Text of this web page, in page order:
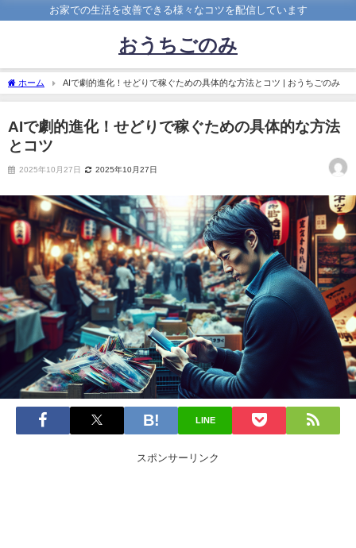
お家での生活を改善できる様々なコツを配信しています
おうちごのみ
ホーム AIで劇的進化！せどりで稼ぐための具体的な方法とコツ | おうちごのみ
AIで劇的進化！せどりで稼ぐための具体的な方法
とコツ
2025年10月27日 2025年10月27日
LINE
スポンサーリンク